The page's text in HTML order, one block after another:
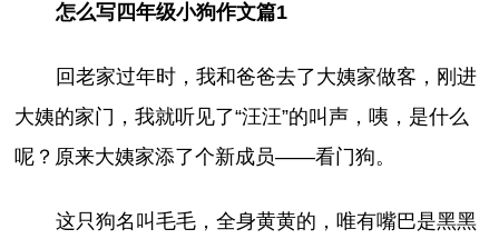
怎么写四年级小狗作文篇1
回老家过年时，我和爸爸去了大姨家做客，刚进
大姨的家门，我就听见了“汪汪”的叫声，咦，是什么
呢？原来大姨家添了个新成员——看门狗。
这只狗名叫毛毛，全身黄黄的，唯有嘴巴是黑黑